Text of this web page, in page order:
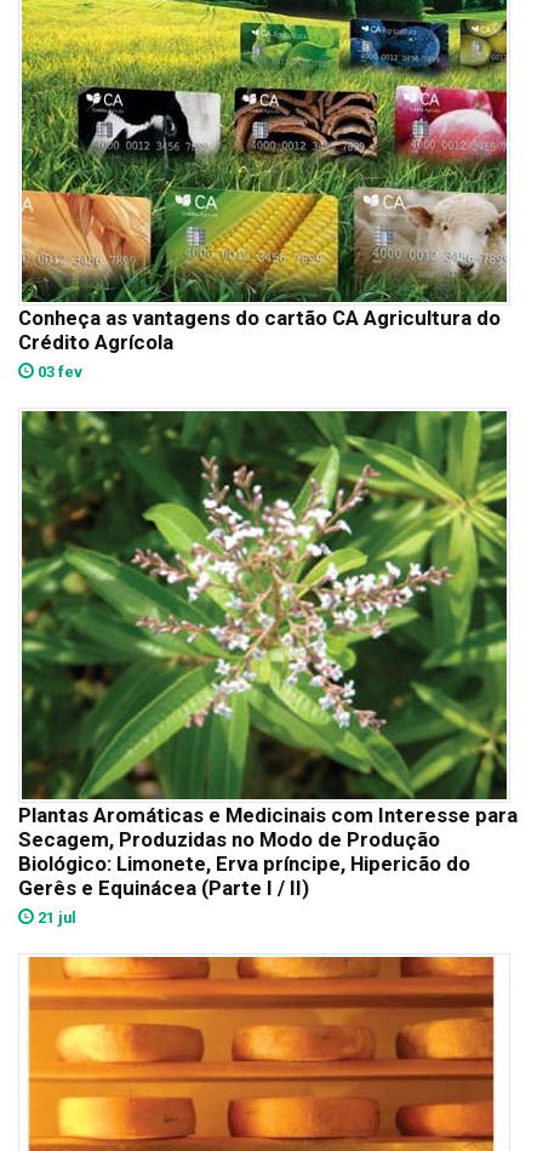
Conheça as vantagens do cartão CA Agricultura do
Crédito Agrícola
03 fev
Plantas Aromáticas e Medicinais com Interesse para
Secagem, Produzidas no Modo de Produção
Biológico: Limonete, Erva príncipe, Hipericão do
Gerês e Equinácea (Parte I / II)
21 jul